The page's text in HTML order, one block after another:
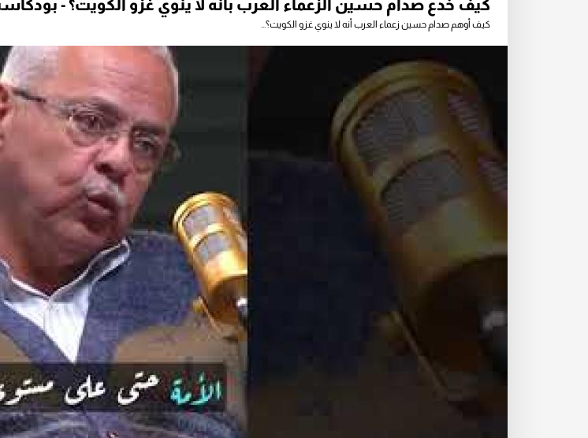
كيف خدع صدام حسين الزعماء العرب بأنه لا ينوي غزو الكويت؟ -
كيف أوهم صدام حسين زعماء العرب أنه لا ينوي غزو الكويت؟...